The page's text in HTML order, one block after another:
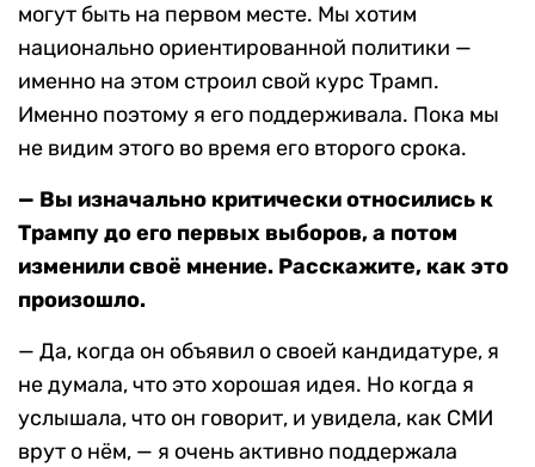
могут быть на первом месте. Мы хотим
национально ориентированной политики —
именно на этом строил свой курс Трамп.
Именно поэтому я его поддерживала. Пока мы
не видим этого во время его второго срока.
— Вы изначально критически относились к
Трампу до его первых выборов, а потом
изменили своё мнение. Расскажите, как это
произошло.
— Да, когда он объявил о своей кандидатуре, я
не думала, что это хорошая идея. Но когда я
услышала, что он говорит, и увидела, как СМИ
врут о нём, — я очень активно поддержала